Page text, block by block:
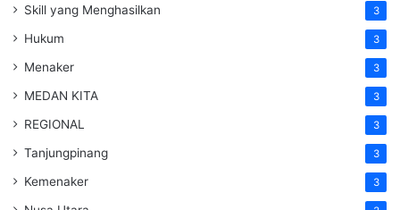
Skill yang Menghasilkan 3
Hukum 3
Menaker 3
MEDAN KITA 3
REGIONAL 3
Tanjungpinang 3
Kemenaker 3